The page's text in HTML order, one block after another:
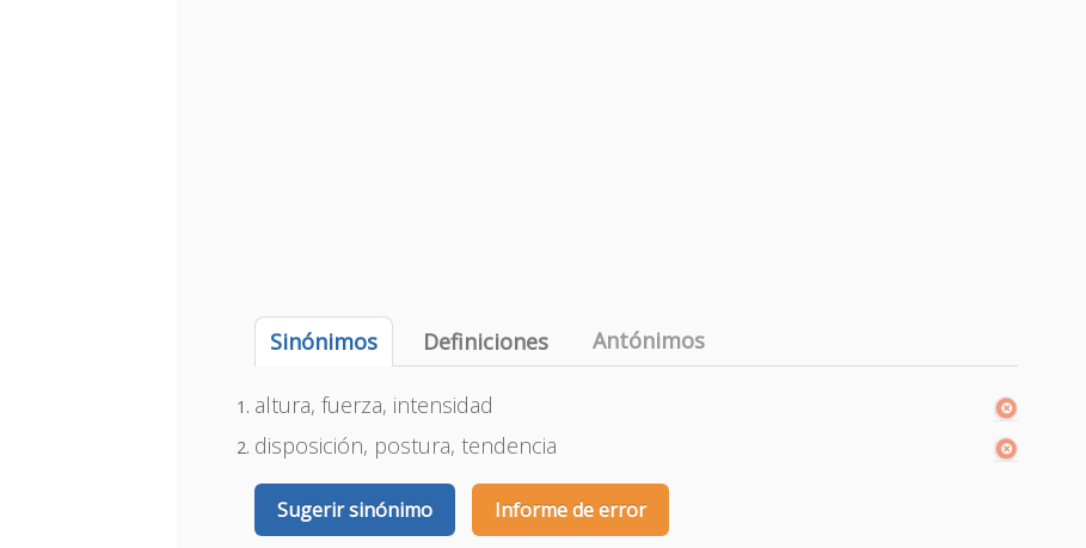
Sinónimos Definiciones Antónimos
altura, fuerza, intensidad
disposición, postura, tendencia
Sugerir sinónimo Informe de error